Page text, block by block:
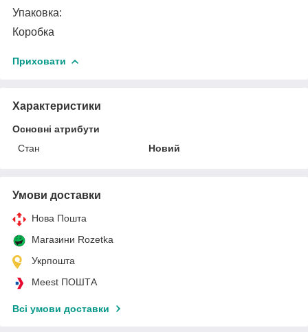
Упаковка:
Коробка
Приховати
Характеристики
Основні атрибути
Стан
Новий
Умови доставки
Нова Пошта
Магазини Rozetka
Укрпошта
Meest ПОШТА
Всі умови доставки